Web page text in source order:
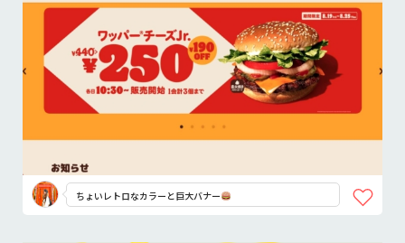
ちょいレトロなカラーと巨大バナー